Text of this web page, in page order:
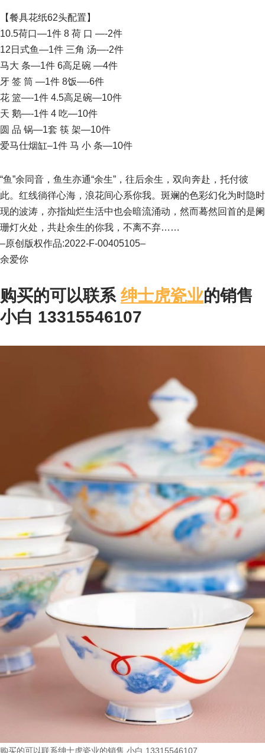
【餐具花纸62头配置】
10.5荷口—1件 8 荷 口 —-2件
12日式鱼—1件 三角 汤—-2件
马大 条—1件 6高足碗 —4件
牙 签 筒 —1件 8饭—-6件
花 篮—-1件 4.5高足碗—10件
天 鹅—-1件 4 吃—10件
圆 品 锅—1套 筷 架—10件
爱马仕烟缸–1件 马 小 条—10件
“鱼”余同音，鱼生亦通“余生”，往后余生，双向奔赴，托付彼
此。红线徜徉心海，浪花间心系你我。斑斓的色彩幻化为时隐时
现的波涛，亦指灿烂生活中也会暗流涌动，然而蓦然回首的是阑
珊灯火处，共赴余生的你我，不离不弃……
–原创版权作品:2022-F-00405105–
余爱你
购买的可以联系 绅士虎瓷业的销售
小白 13315546107
购买的可以联系绅士虎瓷业的销售 小白 13315546107